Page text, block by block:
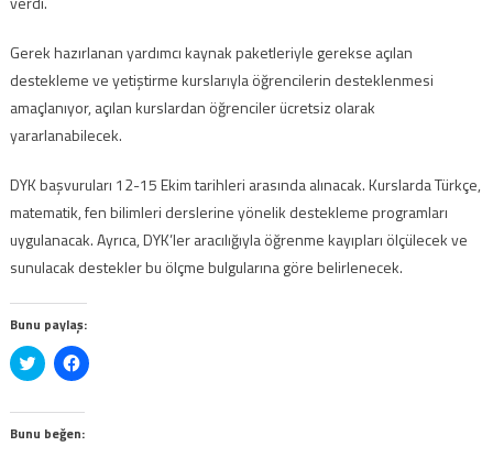
Gerek hazırlanan yardımcı kaynak paketleriyle gerekse açılan
destekleme ve yetiştirme kurslarıyla öğrencilerin desteklenmesi
amaçlanıyor, açılan kurslardan öğrenciler ücretsiz olarak
yararlanabilecek.
DYK başvuruları 12-15 Ekim tarihleri arasında alınacak. Kurslarda Türkçe,
matematik, fen bilimleri derslerine yönelik destekleme programları
uygulanacak. Ayrıca, DYK’ler aracılığıyla öğrenme kayıpları ölçülecek ve
sunulacak destekler bu ölçme bulgularına göre belirlenecek.
Bunu paylaş:
Twitter
üzerinde
tıklayın
(Yeni
pencerede
Facebook'ta
paylaşmak
(Yeni
pencerede
Bunu beğen: